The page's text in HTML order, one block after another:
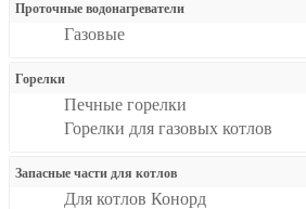
Проточные водонагреватели
Газовые
Горелки
Печные горелки
Горелки для газовых котлов
Запасные части для котлов
Для котлов Конорд